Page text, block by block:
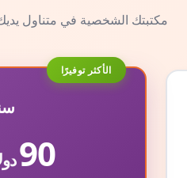
مكتبتك الشخصية في متناول
الأكثر توفيرًا
90